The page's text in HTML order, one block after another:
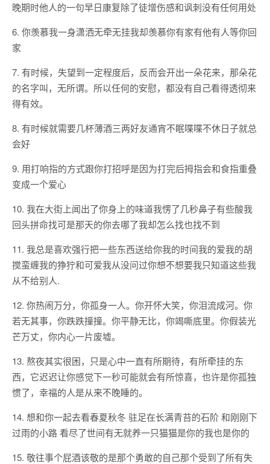
晚期时他人的一句早日康复除了徒增伤感和讽刺没有任何用处
6. 你羡慕我一身潇洒无牵无挂我却羡慕你有家有他有人等你回
家
7. 有时候，失望到一定程度后，反而会开出一朵花来，那朵花
的名字叫，无所谓。所以任何的安慰，都没有自己看得透彻来
得有效。
8. 有时候就需要几杯薄酒三两好友通宵不眠喋喋不休日子就总
会好
9. 用打响指的方式跟你打招呼是因为打完后拇指会和食指重叠
变成一个爱心
10. 我在大街上闻出了你身上的味道我愣了几秒鼻子有些酸我
回头拼命找可是那天的你去哪了我却怎么找也找不到
11. 我总是喜欢强行把一些东西送给你我的时间我的爱我的胡
搅蛮缠我的狰狞和可爱我从没问过你想不想要我只知道这些我
从不给别人.
12. 你热闹万分，你孤身一人。你开怀大笑，你泪流成河。你
若无其事，你跌跌撞撞。你平静无比，你竭嘶底里。你假装光
芒万丈，你内心一片废墟。
13. 熬夜其实很困，只是心中一直有所期待，有所牵挂的东
西，它迟迟让你感觉下一秒可能就会有所惊喜，也许是你孤独
惯了，幸福的人是从来不晚睡的。
14. 想和你一起去看春夏秋冬 驻足在长满青苔的石阶 和刚刚下
过雨的小路 看尽了世间有无就养一只猫猫是你的我也是你的
15. 敬往事个屁酒该敬的是那个勇敢的自己那个受到了所有失